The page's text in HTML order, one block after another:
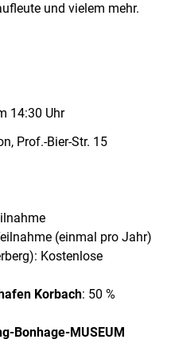
und vielem mehr.
14:30 Uhr
Prof.-Bier-Str. 15
(einmal pro Jahr)
Kostenlose
Korbach: 50 %
Bonhage-MUSEUM